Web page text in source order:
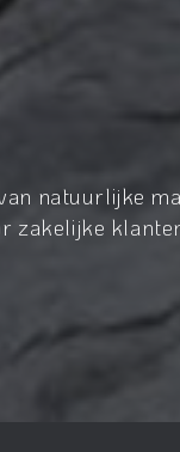
natuurlijke
zakelijke